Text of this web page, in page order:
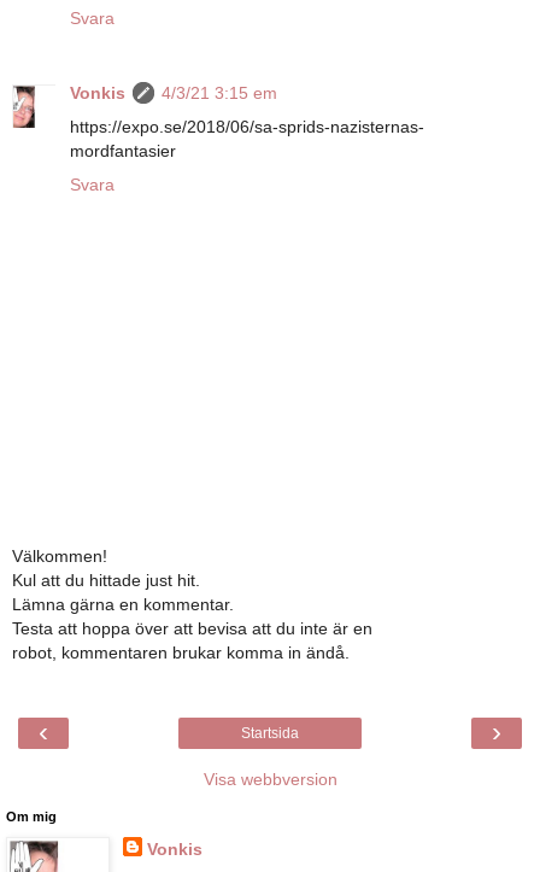
Svara
Vonkis
4/3/21 3:15 em
https://expo.se/2018/06/sa-sprids-nazisternas-
mordfantasier
Svara
Välkommen!
Kul att du hittade just hit.
Lämna gärna en kommentar.
Testa att hoppa över att bevisa att du inte är en
robot, kommentaren brukar komma in ändå.
‹ ›
Startsida
Visa webbversion
Om mig
Vonkis